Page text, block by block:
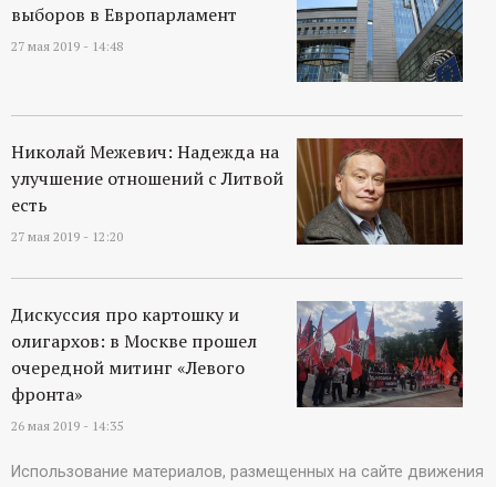
выборов в Европарламент
27 мая 2019 - 14:48
Николай Межевич: Надежда на
улучшение отношений с Литвой
есть
27 мая 2019 - 12:20
Дискуссия про картошку и
олигархов: в Москве прошел
очередной митинг «Левого
фронта»
26 мая 2019 - 14:35
Использование материалов, размещенных на сайте движения